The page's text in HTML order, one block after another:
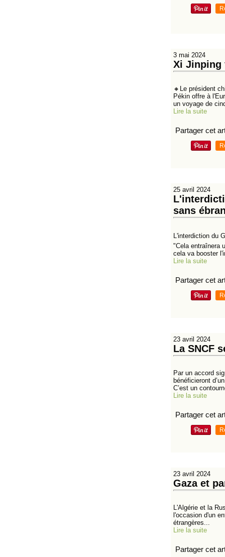
3 mai 2024
Xi Jinping
🔸Le président
Pékin offre à
un voyage de
Lire la suite
Partager cet
25 avril 2024
sans
L'interdiction du
"Cela entraînera
cela va booster
Lire la suite
Partager cet
23 avril 2024
La SNCF
Par un accord
bénéficieront
C’est un
Lire la suite
Partager cet
23 avril 2024
Gaza et
L'Algérie et la
l'occasion d'un
étrangères...
Lire la suite
Partager cet